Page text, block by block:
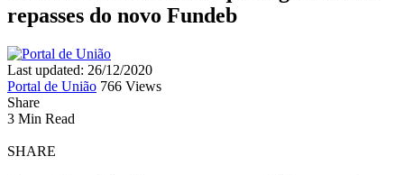
repasses do novo Fundeb
Last updated: 26/12/2020
Portal de União 766 Views
Share
3 Min Read
SHARE